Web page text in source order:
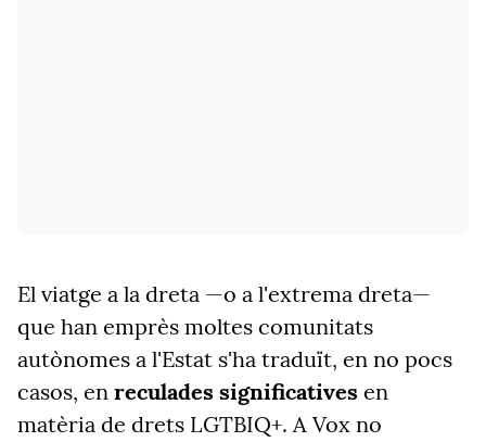
El viatge a la dreta —o a l'extrema dreta—
que han emprès moltes comunitats
autònomes a l'Estat s'ha traduït, en no pocs
casos, en reculades significatives en
matèria de drets LGTBIQ+. A Vox no